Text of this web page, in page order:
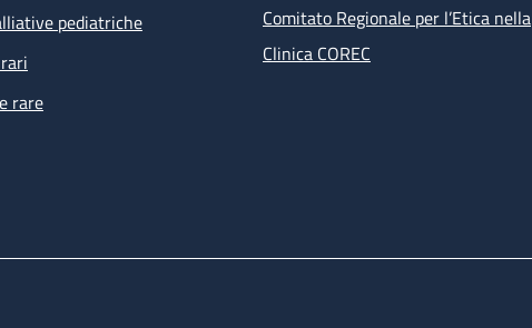
pediatriche
rare
Comitato Regionale per l’Etica nella
Clinica COREC